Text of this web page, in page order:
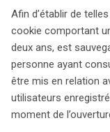
interprétation
co-responsable
activité sur la
traitement des
d’importantes
administrateurs
des modules
Afin d’établir de
cookie comportant
deux ans, est
personne ayant
être mis en relation
utilisateurs
moment de